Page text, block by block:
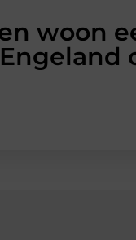
woon
Engeland